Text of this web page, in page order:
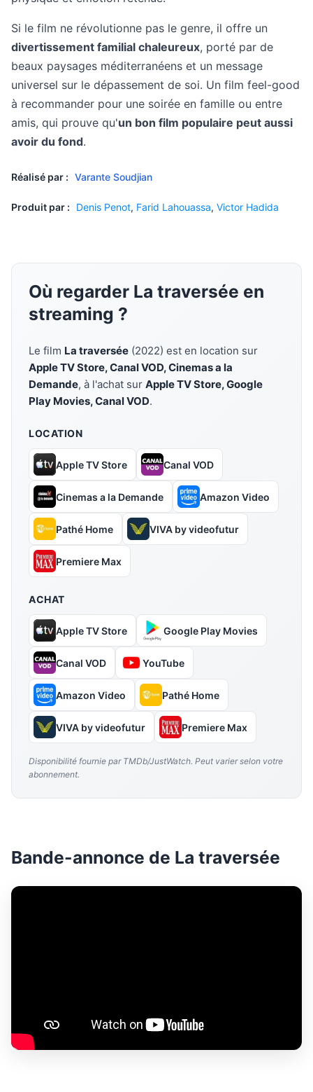
Si le film ne révolutionne pas le genre, il offre un
divertissement familial chaleureux, porté par de
beaux paysages méditerranéens et un message
universel sur le dépassement de soi. Un film feel-good
à recommander pour une soirée en famille ou entre
amis, qui prouve qu'un bon film populaire peut aussi
avoir du fond.
Réalisé par : Varante Soudjian
Produit par : Denis Penot, Farid Lahouassa, Victor Hadida
Où regarder La traversée en
streaming ?
Le film La traversée (2022) est en location sur
Apple TV Store, Canal VOD, Cinemas a la
Demande, à l'achat sur Apple TV Store, Google
Play Movies, Canal VOD.
LOCATION
Apple TV Store Canal VOD
Cinemas a la Demande Amazon Video
Pathé Home VIVA by videofutur
Premiere Max
ACHAT
Apple TV Store Google Play Movies
Canal VOD YouTube
Amazon Video Pathé Home
VIVA by videofutur Premiere Max
Disponibilité fournie par TMDb/JustWatch. Peut varier selon votre
abonnement.
Bande-annonce de La traversée